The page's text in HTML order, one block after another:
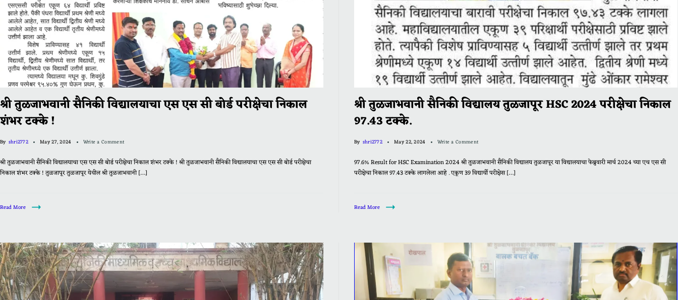
श्री तुळजाभवानी सैनिकी विद्यालयाचा एस एस सी बोर्ड परीक्षेचा निकाल
शंभर टक्के !
By shri2772 May 27, 2024 Write a Comment
श्री तुळजाभवानी सैनिकी विद्यालयाचा एस एस सी बोर्ड परीक्षेचा निकाल शंभर टक्के ! श्री तुळजाभवानी सैनिकी विद्यालयाचा एस एस सी बोर्ड परीक्षेचा
निकाल शंभर टक्के ! तुळजापूर तुळजापूर येथील श्री तुळजाभवानी […]
Read More
श्री तुळजाभवानी सैनिकी विद्यालय तुळजापूर HSC 2024 परीक्षेचा निकाल
97.43 टक्के.
By shri2772 May 22, 2024 Write a Comment
97.6% Result for HSC Examination 2024 श्री तुळजाभवानी सैनिकी विद्यालय तुळजापूर या विद्यालयाचा फेब्रुवारी मार्च 2024 च्या एच एस सी
परीक्षेचा निकाल 97.43 टक्के लागलेला आहे . एकूण 39 विद्यार्थी परीक्षेस […]
Read More